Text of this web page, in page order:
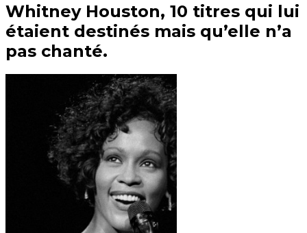
Whitney Houston, 10 titres qui lui
étaient destinés mais qu’elle n’a
pas chanté.